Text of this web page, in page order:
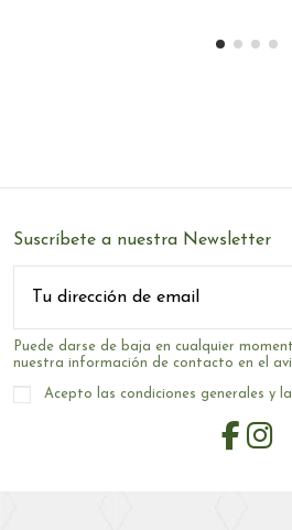
Suscríbete a nuestra Newsletter
Puede darse de baja en cualquier
nuestra información de contacto en el
Acepto las condiciones generales y